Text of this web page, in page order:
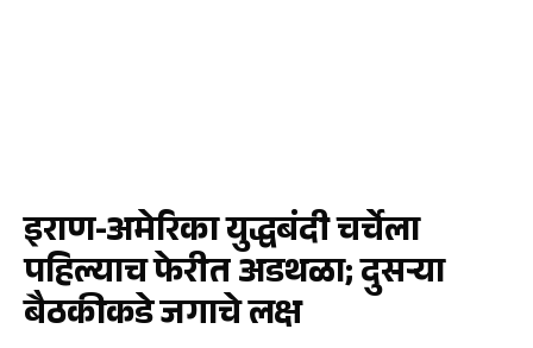
इराण-अमेरिका युद्धबंदी चर्चेला
पहिल्याच फेरीत अडथळा; दुसऱ्या
बैठकीकडे जगाचे लक्ष